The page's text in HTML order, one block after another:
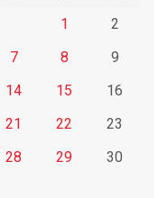
1
2
7 8
9
14 15
16
21 22
23
28 29
30